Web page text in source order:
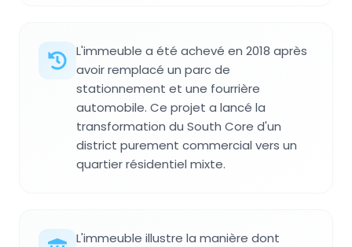
L'immeuble a été achevé en 2018 après
avoir remplacé un parc de
stationnement et une fourrière
automobile. Ce projet a lancé la
transformation du South Core d'un
district purement commercial vers un
quartier résidentiel mixte.
L'immeuble illustre la manière dont